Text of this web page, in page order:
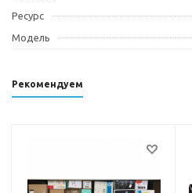
Ресурс
Модель
Рекомендуем